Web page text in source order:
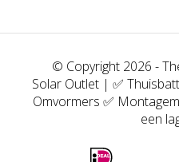
© Copyright 2026 -
Solar Outlet | ✅
Omvormers ✅
een